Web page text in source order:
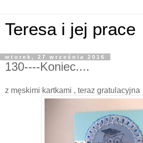
Teresa i jej prace
wtorek, 27 września 2016
130----Koniec....
z męskimi kartkami , teraz gratulacyjna